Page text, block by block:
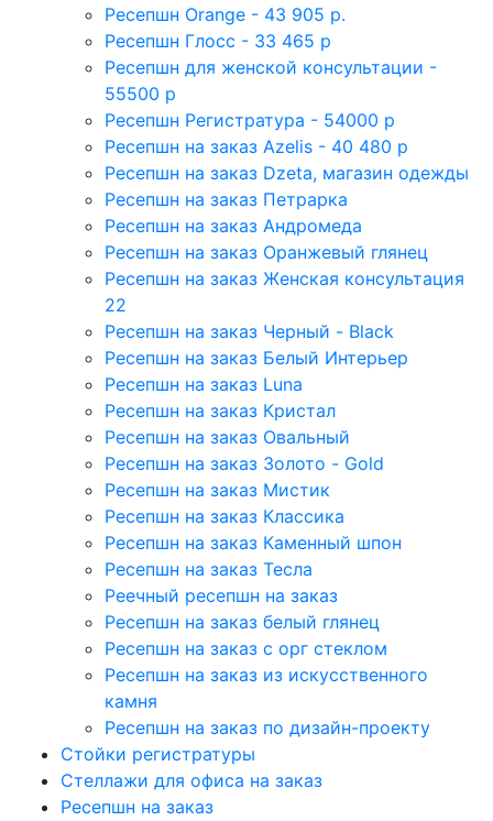
Ресепшн Orange - 43 905 р.
Ресепшн Глосс - 33 465 р
Ресепшн для женской консультации -
55500 р
Ресепшн Регистратура - 54000 р
Ресепшн на заказ Azelis - 40 480 р
Ресепшн на заказ Dzeta, магазин одежды
Ресепшн на заказ Петрарка
Ресепшн на заказ Андромеда
Ресепшн на заказ Оранжевый глянец
Ресепшн на заказ Женская консультация
22
Ресепшн на заказ Черный - Black
Ресепшн на заказ Белый Интерьер
Ресепшн на заказ Luna
Ресепшн на заказ Кристал
Ресепшн на заказ Овальный
Ресепшн на заказ Золото - Gold
Ресепшн на заказ Мистик
Ресепшн на заказ Классика
Ресепшн на заказ Каменный шпон
Ресепшн на заказ Тесла
Реечный ресепшн на заказ
Ресепшн на заказ белый глянец
Ресепшн на заказ с орг стеклом
Ресепшн на заказ из искусственного
камня
Ресепшн на заказ по дизайн-проекту
Стойки регистратуры
Стеллажи для офиса на заказ
Ресепшн на заказ